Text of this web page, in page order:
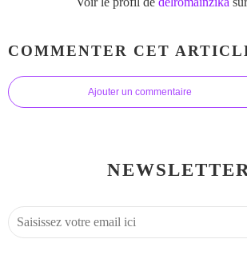
COMMENTER CET
Ajouter un commentaire